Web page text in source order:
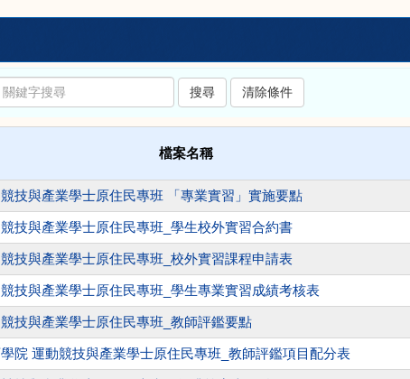
檔案名稱
技與產業學士原住民專班 「專業實習」實施要點
技與產業學士原住民專班_學生校外實習合約書
技與產業學士原住民專班_校外實習課程申請表
技與產業學士原住民專班_學生專業實習成績考核表
技與產業學士原住民專班_教師評鑑要點
院 運動競技與產業學士原住民專班_教師評鑑項目配分表